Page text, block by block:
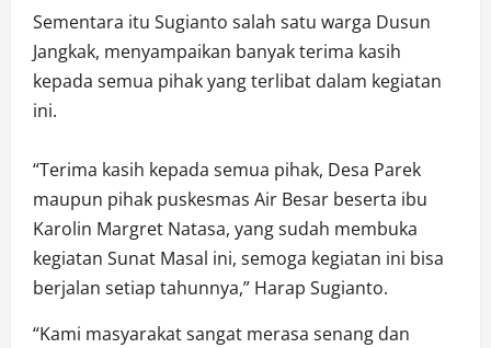
Sementara itu Sugianto salah satu warga Dusun
Jangkak, menyampaikan banyak terima kasih
kepada semua pihak yang terlibat dalam kegiatan
ini.
“Terima kasih kepada semua pihak, Desa Parek
maupun pihak puskesmas Air Besar beserta ibu
Karolin Margret Natasa, yang sudah membuka
kegiatan Sunat Masal ini, semoga kegiatan ini bisa
berjalan setiap tahunnya,” Harap Sugianto.
“Kami masyarakat sangat merasa senang dan